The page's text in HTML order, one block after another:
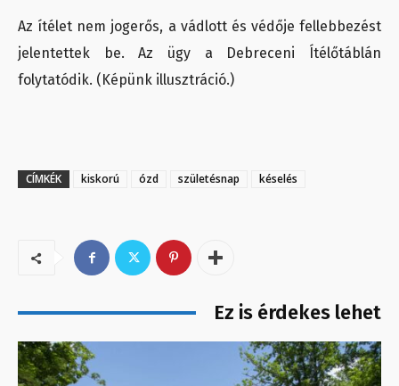
Az ítélet nem jogerős, a vádlott és védője fellebbezést
jelentettek be. Az ügy a Debreceni Ítélőtáblán
folytatódik. (Képünk illusztráció.)
CÍMKÉK kiskorú ózd születésnap késelés
Ez is érdekes lehet